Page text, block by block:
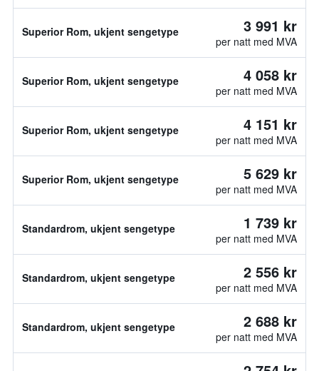
Superior Rom, ukjent sengetype 3 991 kr
per natt med MVA
Superior Rom, ukjent sengetype 4 058 kr
per natt med MVA
Superior Rom, ukjent sengetype 4 151 kr
per natt med MVA
Superior Rom, ukjent sengetype 5 629 kr
per natt med MVA
Standardrom, ukjent sengetype 1 739 kr
per natt med MVA
Standardrom, ukjent sengetype 2 556 kr
per natt med MVA
Standardrom, ukjent sengetype 2 688 kr
per natt med MVA